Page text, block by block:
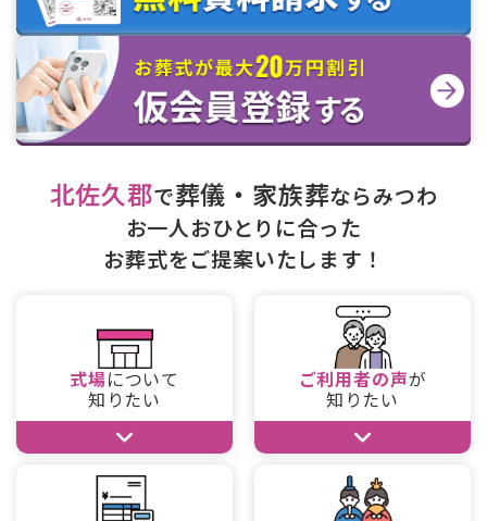
北佐久郡で葬儀・家族葬ならみつわ
お一人おひとりに合った
お葬式をご提案いたします！
式場について
知りたい
ご利用者の声が
知りたい